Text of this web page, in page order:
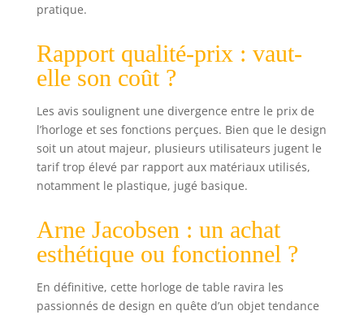
pratique.
Rapport qualité-prix : vaut-
elle son coût ?
Les avis soulignent une divergence entre le prix de
l’horloge et ses fonctions perçues. Bien que le design
soit un atout majeur, plusieurs utilisateurs jugent le
tarif trop élevé par rapport aux matériaux utilisés,
notamment le plastique, jugé basique.
Arne Jacobsen : un achat
esthétique ou fonctionnel ?
En définitive, cette horloge de table ravira les
passionnés de design en quête d’un objet tendance